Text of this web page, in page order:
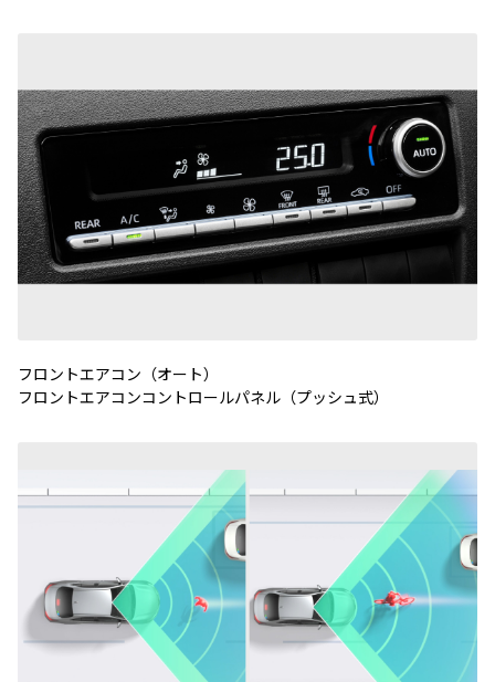
フロントエアコン（オート）
フロントエアコンコントロールパネル（プッシュ式）